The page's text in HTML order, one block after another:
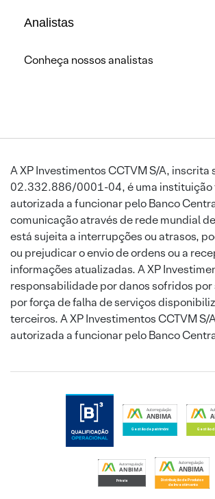
Analistas
Conheça nossos analistas
A XP Investimentos CCTVM S/A, inscrita
02.332.886/0001-04, é uma instituição
autorizada a funcionar pelo Banco
comunicação através de rede mundial
está sujeita a interrupções ou atrasos,
ou prejudicar o envio de ordens ou a
informações atualizadas. A XP
responsabilidade por danos sofridos por
por força de falha de serviços
terceiros. A XP Investimentos CCTVM S/
autorizada a funcionar pelo Banco